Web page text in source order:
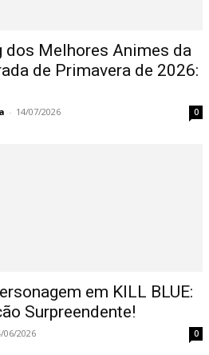
dos Melhores Animes da
de Primavera de 2026:
- 14/07/2026 0
em KILL BLUE:
Surpreendente!
06/2026 0